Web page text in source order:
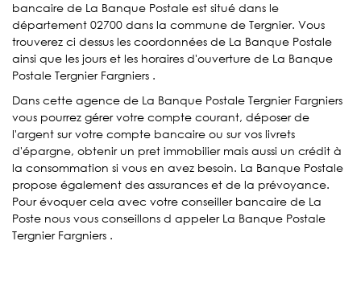
bancaire de La Banque Postale est situé dans le
département 02700 dans la commune de Tergnier. Vous
trouverez ci dessus les coordonnées de La Banque Postale
ainsi que les jours et les horaires d'ouverture de La Banque
Postale Tergnier Fargniers .
Dans cette agence de La Banque Postale Tergnier Fargniers
vous pourrez gérer votre compte courant, déposer de
l'argent sur votre compte bancaire ou sur vos livrets
d'épargne, obtenir un pret immobilier mais aussi un crédit à
la consommation si vous en avez besoin. La Banque Postale
propose également des assurances et de la prévoyance.
Pour évoquer cela avec votre conseiller bancaire de La
Poste nous vous conseillons d appeler La Banque Postale
Tergnier Fargniers .